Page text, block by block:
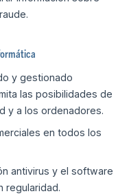
y gestionado
las posibilidades de
y a los ordenadores.
en todos los
antivirus y el software
regularidad.